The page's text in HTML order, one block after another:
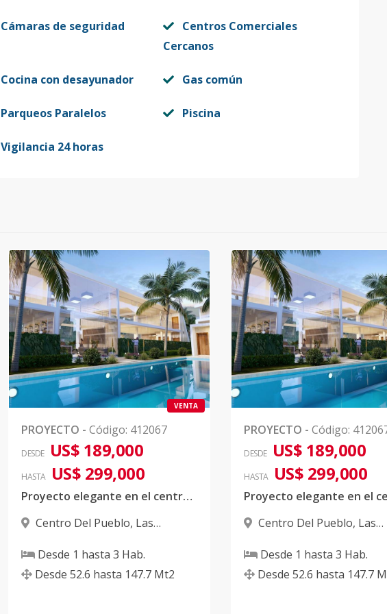
147.7 - US$ 299,000
1 1 52.6 55 US$ 189,000
1 62.2
1 1 116.7 US$ 269,000
1 1 116.7 US$ 279,000
Cámaras de seguridad
Centros Comerciales
Cercanos
Cocina con desayunador Gas común
Parqueos Paralelos Piscina
Vigilancia 24 horas
VENTA
PROYECTO - Código: 412067
DESDE US$ 189,000
HASTA US$ 299,000
Proyecto elegante en el centro ciudad
Centro Del Pueblo, Las
Desde 1 hasta 3 Hab.
Desde 52.6 hasta 147.7 Mt2
PROYECTO - Código:
DESDE US$ 189,000
HASTA US$ 299,000
Centro Del Pueblo, Las
Desde 1 hasta 3 Hab.
Desde 52.6 hasta 147.7